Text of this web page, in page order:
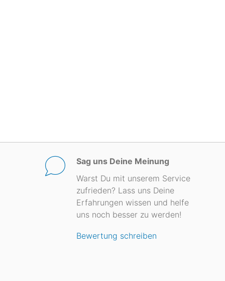
Sag uns Deine Meinung
Warst Du mit unserem Service
zufrieden? Lass uns Deine
Erfahrungen wissen und helfe
uns noch besser zu werden!
Bewertung schreiben